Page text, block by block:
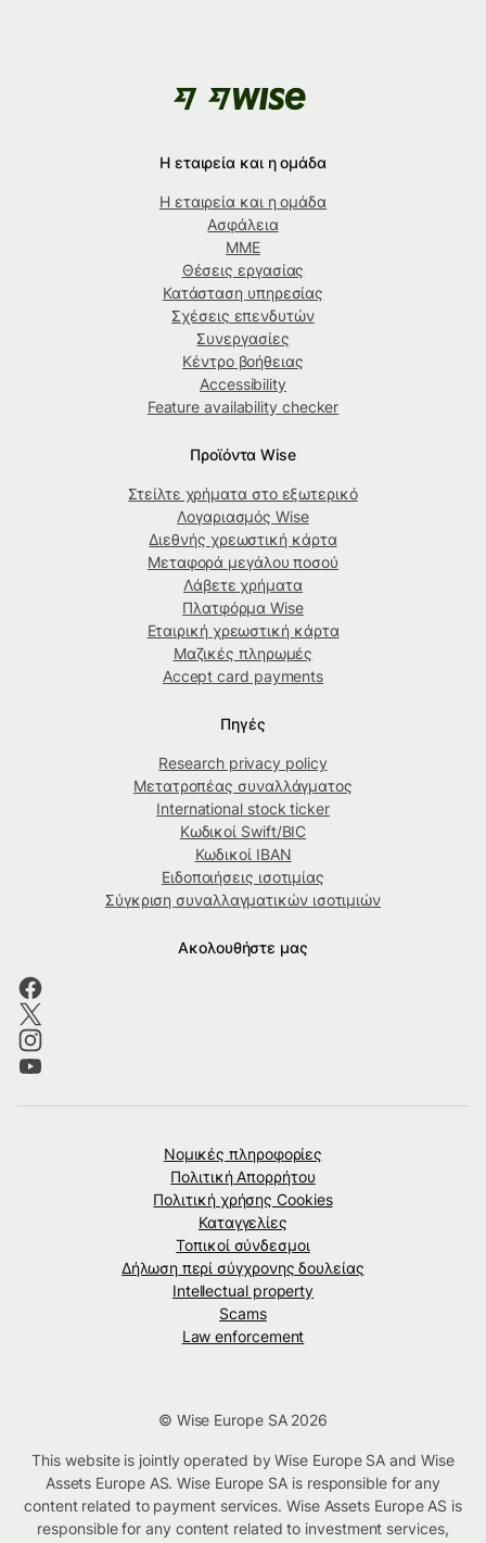
Η εταιρεία και η ομάδα
Η εταιρεία και η ομάδα
Ασφάλεια
ΜΜΕ
Θέσεις εργασίας
Κατάσταση υπηρεσίας
Σχέσεις επενδυτών
Συνεργασίες
Κέντρο βοήθειας
Accessibility
Feature availability checker
Προϊόντα Wise
Στείλτε χρήματα στο εξωτερικό
Λογαριασμός Wise
Διεθνής χρεωστική κάρτα
Μεταφορά μεγάλου ποσού
Λάβετε χρήματα
Πλατφόρμα Wise
Εταιρική χρεωστική κάρτα
Μαζικές πληρωμές
Accept card payments
Πηγές
Research privacy policy
Μετατροπέας συναλλάγματος
International stock ticker
Κωδικοί Swift/BIC
Κωδικοί IBAN
Ειδοποιήσεις ισοτιμίας
Σύγκριση συναλλαγματικών ισοτιμιών
Ακολουθήστε μας
Νομικές πληροφορίες
Πολιτική Απορρήτου
Πολιτική χρήσης Cookies
Καταγγελίες
Τοπικοί σύνδεσμοι
Δήλωση περί σύγχρονης δουλείας
Intellectual property
Scams
Law enforcement
© Wise Europe SA 2026
This website is jointly operated by Wise Europe SA and Wise
Assets Europe AS. Wise Europe SA is responsible for any
content related to payment services. Wise Assets Europe AS is
responsible for any content related to investment services,